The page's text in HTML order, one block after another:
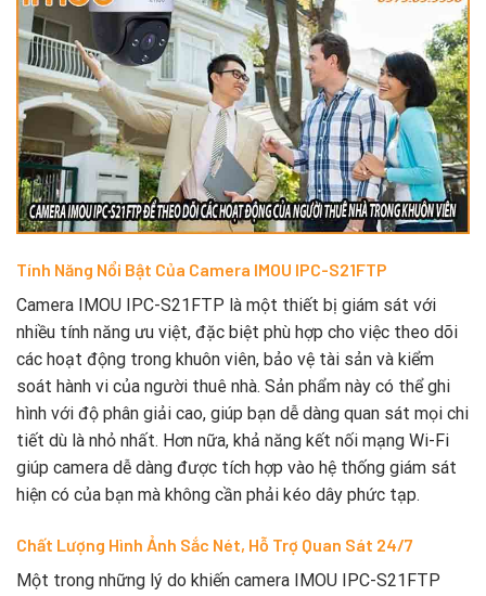
Tính Năng Nổi Bật Của Camera IMOU IPC-S21FTP
Camera IMOU IPC-S21FTP là một thiết bị giám sát với
nhiều tính năng ưu việt, đặc biệt phù hợp cho việc theo dõi
các hoạt động trong khuôn viên, bảo vệ tài sản và kiểm
soát hành vi của người thuê nhà. Sản phẩm này có thể ghi
hình với độ phân giải cao, giúp bạn dễ dàng quan sát mọi chi
tiết dù là nhỏ nhất. Hơn nữa, khả năng kết nối mạng Wi-Fi
giúp camera dễ dàng được tích hợp vào hệ thống giám sát
hiện có của bạn mà không cần phải kéo dây phức tạp.
Chất Lượng Hình Ảnh Sắc Nét, Hỗ Trợ Quan Sát 24/7
Một trong những lý do khiến camera IMOU IPC-S21FTP